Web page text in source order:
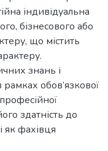
індивідуальна
бізнесового або
що містить
знань і
обов’язкової
здатність до
як фахівця